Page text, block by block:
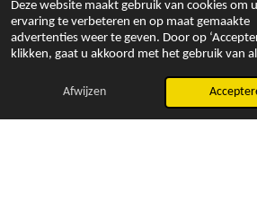
Deze website maakt gebruik van cookies om
ervaring te verbeteren en op maat gemaakte
advertenties weer te geven. Door op
klikken, gaat u akkoord met het gebruik van
Afwijzen
E-mailadres Telefoonnummer